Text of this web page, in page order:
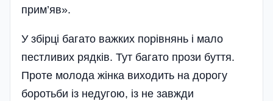
прим’яв».
У збірці багато важких порівнянь і мало
пестливих рядків. Тут багато прози буття.
Проте молода жінка виходить на дорогу
боротьби із недугою, із не завжди